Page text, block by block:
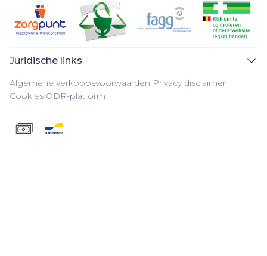
Juridische links
Algemene verkoopsvoorwaarden Privacy disclaimer
Cookies ODR-platform